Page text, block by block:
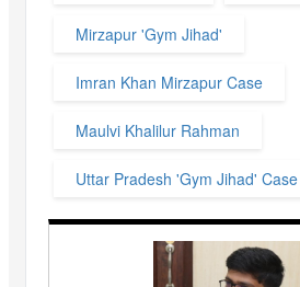
Mirzapur 'Gym Jihad'
Imran Khan Mirzapur Case
Maulvi Khalilur Rahman
Uttar Pradesh 'Gym Jihad' Case